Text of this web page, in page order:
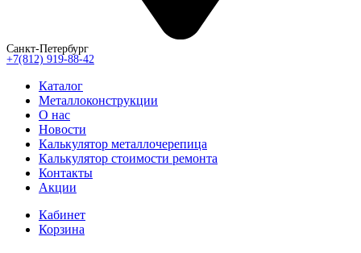
Санкт-Петербург
+7(812) 919-88-42
Каталог
Металлоконструкции
О нас
Новости
Калькулятор металлочерепица
Калькулятор стоимости ремонта
Контакты
Акции
Кабинет
Корзина